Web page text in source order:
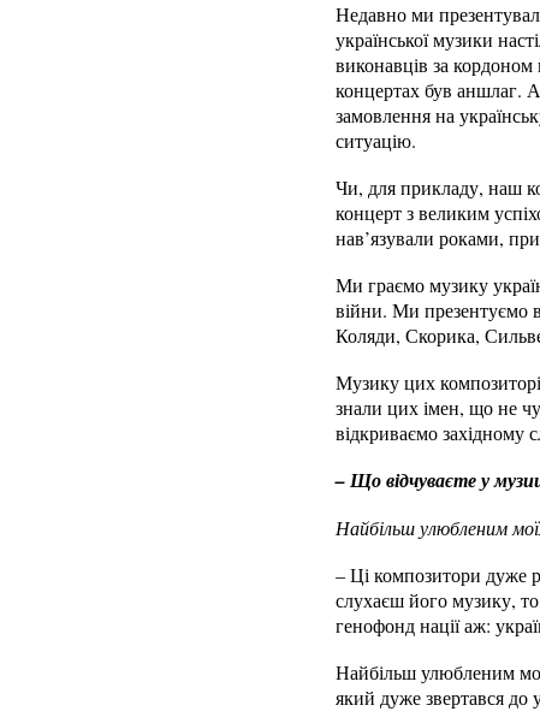
Недавно ми
української музики
виконавців за
концертах був аншлаг.
замовлення на
ситуацію.
Чи, для прикладу, наш
концерт з великим
нав’язували роками,
Ми граємо музику
війни. Ми презентуємо
Коляди, Скорика,
Музику цих
знали цих імен, що не
відкриваємо західному
– Що відчуваєте у
Найбільш улюбленим
– Ці композитори дуже
слухаєш його музику,
генофонд нації аж:
Найбільш улюбленим
який дуже звертався до